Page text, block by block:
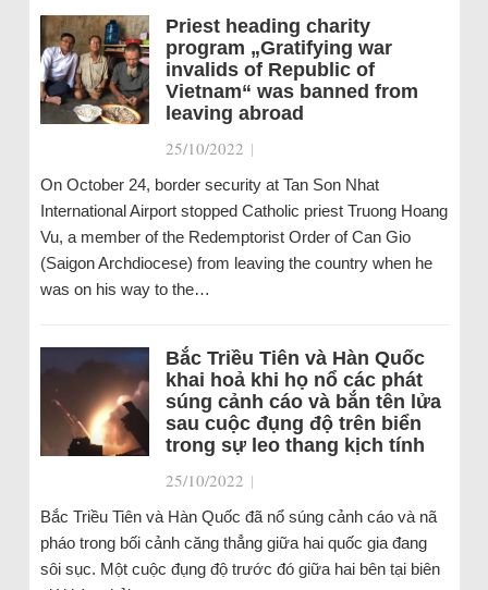
Priest heading charity
program „Gratifying war
invalids of Republic of
Vietnam“ was banned from
leaving abroad
25/10/2022 |
On October 24, border security at Tan Son Nhat
International Airport stopped Catholic priest Truong Hoang
Vu, a member of the Redemptorist Order of Can Gio
(Saigon Archdiocese) from leaving the country when he
was on his way to the…
Bắc Triều Tiên và Hàn Quốc
khai hoả khi họ nổ các phát
súng cảnh cáo và bắn tên lửa
sau cuộc đụng độ trên biển
trong sự leo thang kịch tính
25/10/2022 |
Bắc Triều Tiên và Hàn Quốc đã nổ súng cảnh cáo và nã
pháo trong bối cảnh căng thẳng giữa hai quốc gia đang
sôi sục. Một cuộc đụng độ trước đó giữa hai bên tại biên